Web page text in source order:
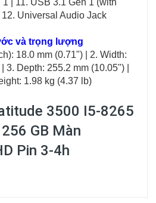
| 11. USB 3.1 Gen 1 (with
Universal Audio Jack
và trọng lượng
18.0 mm (0.71") | 2. Width:
3. Depth: 255.2 mm (10.05") |
1.98 kg (4.37 lb)
3500 I5-8265
GB Màn
Pin 3-4h